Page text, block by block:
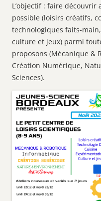
L’objectif : faire découvrir
possible (loisirs créatifs,
technologiques faits-
culture et jeux) parmi
proposons (Mécanique &
Création Numérique,
Sciences).